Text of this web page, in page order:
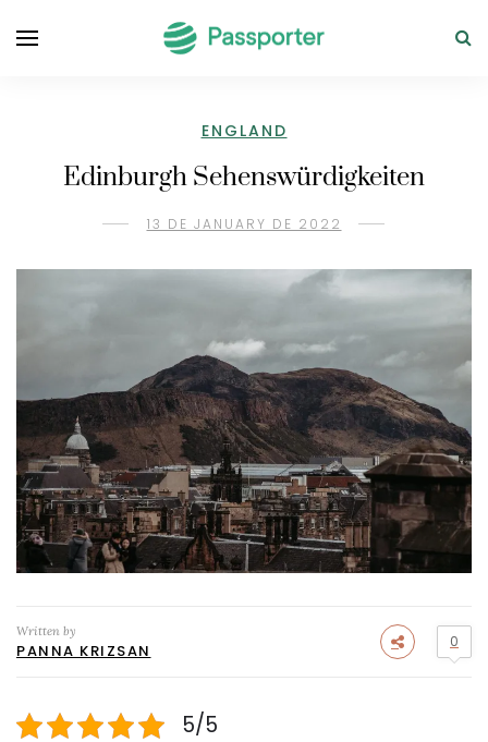
ENGLAND
Edinburgh Sehenswürdigkeiten
13 DE JANUARY DE 2022
Written by
PANNA KRIZSAN 0
5/5